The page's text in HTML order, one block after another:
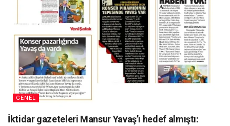
GENEL
İktidar gazeteleri Mansur Yavaş’ı hedef almıştı: